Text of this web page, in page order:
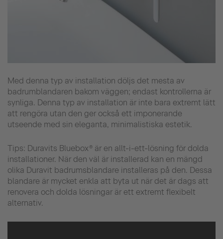
Med denna typ av installation döljs det mesta av
badrumblandaren bakom väggen; endast kontrollerna är
synliga. Denna typ av installation är inte bara extremt lätt
att rengöra utan den ger också ett imponerande
utseende med sin eleganta, minimalistiska estetik.
Tips: Duravits Bluebox® är en allt-i-ett-lösning för dolda
installationer. När den väl är installerad kan en mängd
olika Duravit badrumsblandare installeras på den. Dessa
blandare är mycket enkla att byta ut när det är dags att
renovera och dolda lösningar är ett extremt flexibelt
alternativ.